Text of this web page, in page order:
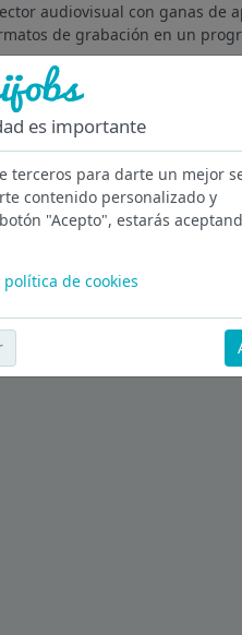
audiovisual con ganas de
de grabación en un
es importante
terceros para darte un mejor
contenido personalizado y
"Acepto", estarás
política de cookies